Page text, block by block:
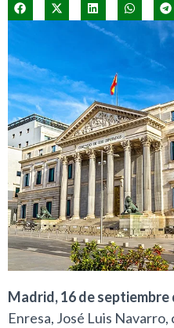
Madrid, 16 de septiembre
Enresa, José Luis